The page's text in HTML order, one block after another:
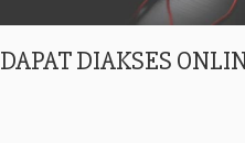
DAPAT DIAKSES